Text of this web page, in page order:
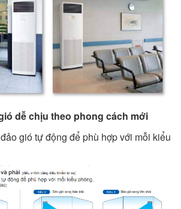
dễ chịu theo phong cách mới
gió tự động để phù hợp với mỗi kiểu